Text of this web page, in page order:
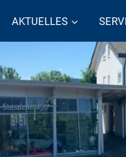
AKTUELLES